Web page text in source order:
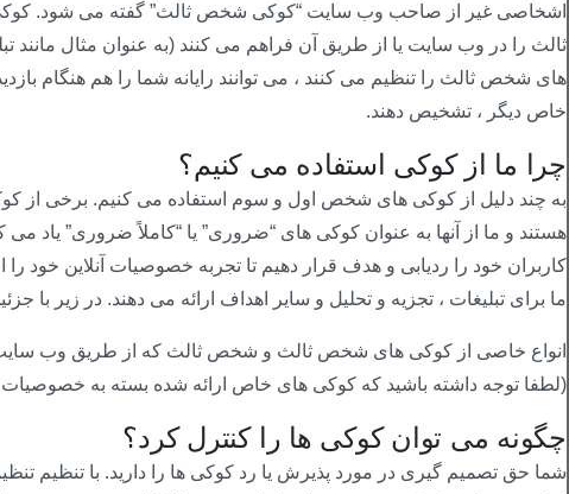
اشخاصی غیر از صاحب وب سایت “کوکی شخص ثالث” گفته می شود.
ثالث را در وب سایت یا از طریق آن فراهم می کنند (به عنوان مثال مانند
های شخص ثالث را تنظیم می کنند ، می توانند رایانه شما را هم هنگام
خاص دیگر ، تشخیص دهند.
چرا ما از کوکی استفاده می کنیم؟
به چند دلیل از کوکی های شخص اول و سوم استفاده می کنیم. برخی از
هستند و ما از آنها به عنوان کوکی های “ضروری” یا “کاملاً ضروری” یاد
کاربران خود را ردیابی و هدف قرار دهیم تا تجربه خصوصیات آنلاین
ما برای تبلیغات ، تجزیه و تحلیل و سایر اهداف ارائه می دهند. در زیر با
انواع خاصی از کوکی های شخص ثالث و شخص ثالث که از طریق وب سایت
(لطفا توجه داشته باشید که کوکی های خاص ارائه شده بسته به
چگونه می توان کوکی ها را کنترل کرد؟
شما حق تصمیم گیری در مورد پذیرش یا رد کوکی ها را دارید. با تنظیم